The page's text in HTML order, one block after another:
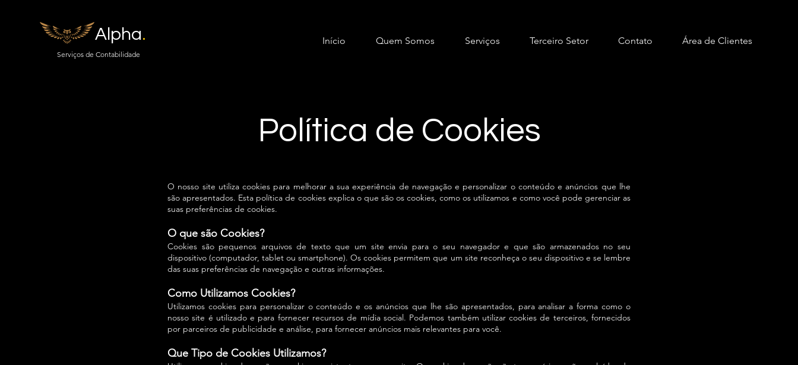
Alpha.
Serviços de Contabilidade
Início Quem Somos Serviços Terceiro Setor Contato Área de Clientes
Política de Cookies
O nosso site utiliza cookies para melhorar a sua experiência de navegação e personalizar o conteúdo e anúncios que lhe
são apresentados. Esta política de cookies explica o que são os cookies, como os utilizamos e como você pode gerenciar as
suas preferências de cookies.
O que são Cookies?
Cookies são pequenos arquivos de texto que um site envia para o seu navegador e que são armazenados no seu
dispositivo (computador, tablet ou smartphone). Os cookies permitem que um site reconheça o seu dispositivo e se lembre
das suas preferências de navegação e outras informações.
Como Utilizamos Cookies?
Utilizamos cookies para personalizar o conteúdo e os anúncios que lhe são apresentados, para analisar a forma como o
nosso site é utilizado e para fornecer recursos de mídia social. Podemos também utilizar cookies de terceiros, fornecidos
por parceiros de publicidade e análise, para fornecer anúncios mais relevantes para você.
Que Tipo de Cookies Utilizamos?